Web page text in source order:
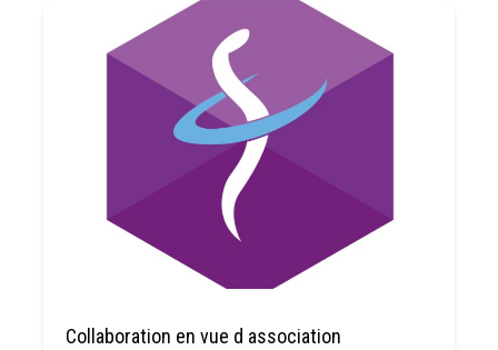
Collaboration en vue d association